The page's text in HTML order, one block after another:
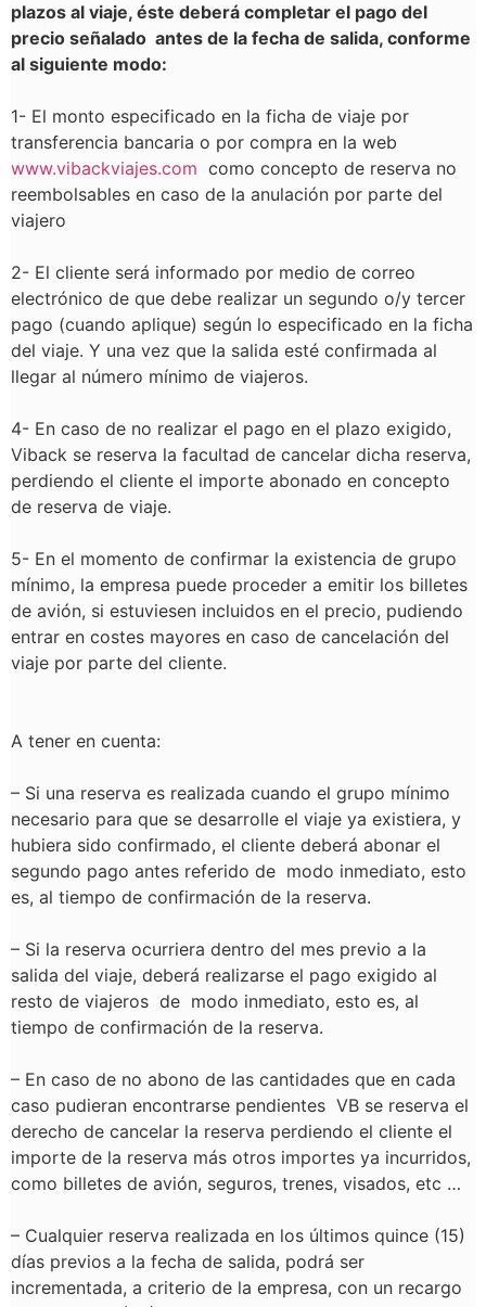
plazos al viaje, éste deberá completar el pago del
precio señalado antes de la fecha de salida, conforme
al siguiente modo:
1- El monto especificado en la ficha de viaje por
transferencia bancaria o por compra en la web
www.vibackviajes.com como concepto de reserva no
reembolsables en caso de la anulación por parte del
viajero
2- El cliente será informado por medio de correo
electrónico de que debe realizar un segundo o/y tercer
pago (cuando aplique) según lo especificado en la ficha
del viaje. Y una vez que la salida esté confirmada al
llegar al número mínimo de viajeros.
4- En caso de no realizar el pago en el plazo exigido,
Viback se reserva la facultad de cancelar dicha reserva,
perdiendo el cliente el importe abonado en concepto
de reserva de viaje.
5- En el momento de confirmar la existencia de grupo
mínimo, la empresa puede proceder a emitir los billetes
de avión, si estuviesen incluidos en el precio, pudiendo
entrar en costes mayores en caso de cancelación del
viaje por parte del cliente.
A tener en cuenta:
– Si una reserva es realizada cuando el grupo mínimo
necesario para que se desarrolle el viaje ya existiera, y
hubiera sido confirmado, el cliente deberá abonar el
segundo pago antes referido de modo inmediato, esto
es, al tiempo de confirmación de la reserva.
– Si la reserva ocurriera dentro del mes previo a la
salida del viaje, deberá realizarse el pago exigido al
resto de viajeros de modo inmediato, esto es, al
tiempo de confirmación de la reserva.
– En caso de no abono de las cantidades que en cada
caso pudieran encontrarse pendientes VB se reserva el
derecho de cancelar la reserva perdiendo el cliente el
importe de la reserva más otros importes ya incurridos,
como billetes de avión, seguros, trenes, visados, etc …
– Cualquier reserva realizada en los últimos quince (15)
días previos a la fecha de salida, podrá ser
incrementada, a criterio de la empresa, con un recargo